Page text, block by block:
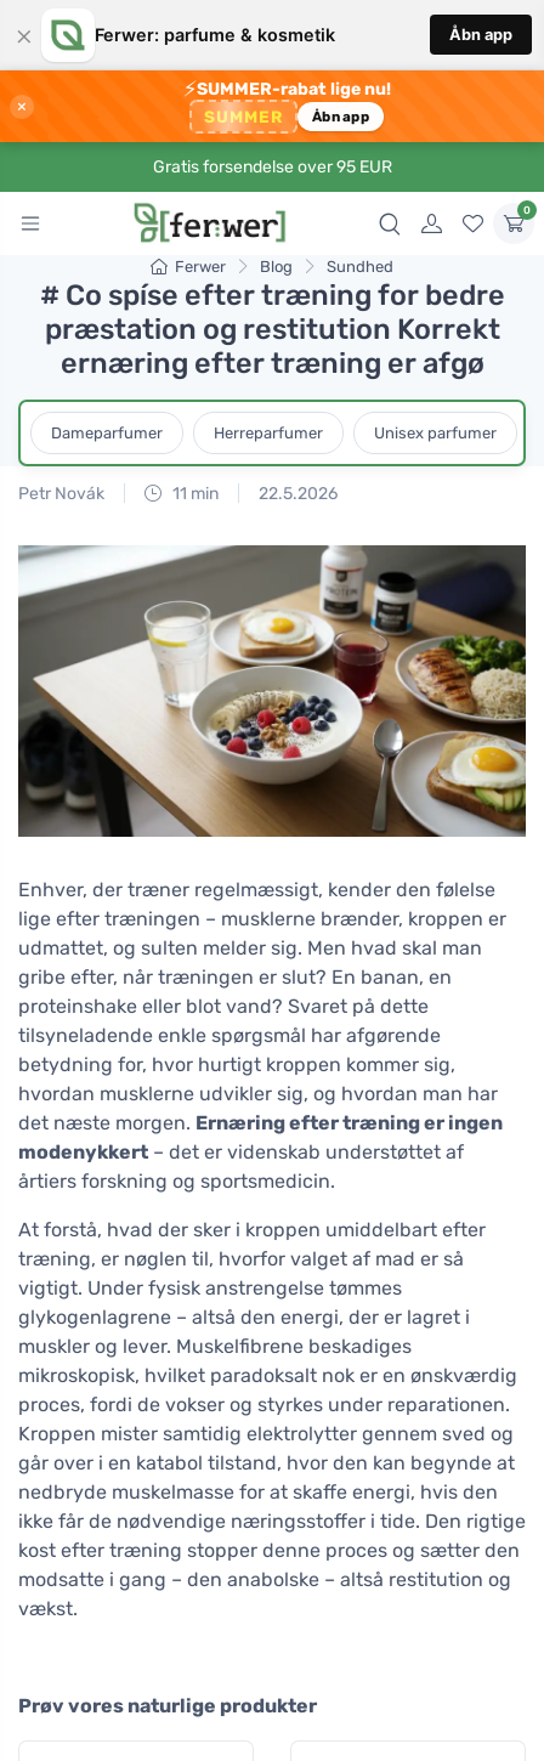
× Ferwer: parfume & kosmetik Åbn app
×
⚡SUMMER-rabat lige nu!
SUMMER Åbn app
Gratis forsendelse over 95 EUR
0
Ferwer Blog Sundhed
# Co spíse efter træning for bedre
præstation og restitution Korrekt
ernæring efter træning er afgø
Dameparfumer Herreparfumer Unisex parfumer
Petr Novák 11 min 22.5.2026
Enhver, der træner regelmæssigt, kender den følelse
lige efter træningen – musklerne brænder, kroppen er
udmattet, og sulten melder sig. Men hvad skal man
gribe efter, når træningen er slut? En banan, en
proteinshake eller blot vand? Svaret på dette
tilsyneladende enkle spørgsmål har afgørende
betydning for, hvor hurtigt kroppen kommer sig,
hvordan musklerne udvikler sig, og hvordan man har
det næste morgen. Ernæring efter træning er ingen
modenykkert – det er videnskab understøttet af
årtiers forskning og sportsmedicin.
At forstå, hvad der sker i kroppen umiddelbart efter
træning, er nøglen til, hvorfor valget af mad er så
vigtigt. Under fysisk anstrengelse tømmes
glykogenlagrene – altså den energi, der er lagret i
muskler og lever. Muskelfibrene beskadiges
mikroskopisk, hvilket paradoksalt nok er en ønskværdig
proces, fordi de vokser og styrkes under reparationen.
Kroppen mister samtidig elektrolytter gennem sved og
går over i en katabol tilstand, hvor den kan begynde at
nedbryde muskelmasse for at skaffe energi, hvis den
ikke får de nødvendige næringsstoffer i tide. Den rigtige
kost efter træning stopper denne proces og sætter den
modsatte i gang – den anabolske – altså restitution og
vækst.
Prøv vores naturlige produkter